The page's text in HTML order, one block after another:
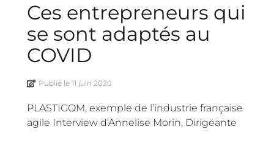
Ces entrepreneurs qui
se sont adaptés au
COVID
Publié le 11 juin 2020
PLASTIGOM, exemple de l’industrie française
agile Interview d’Annelise Morin, Dirigeante